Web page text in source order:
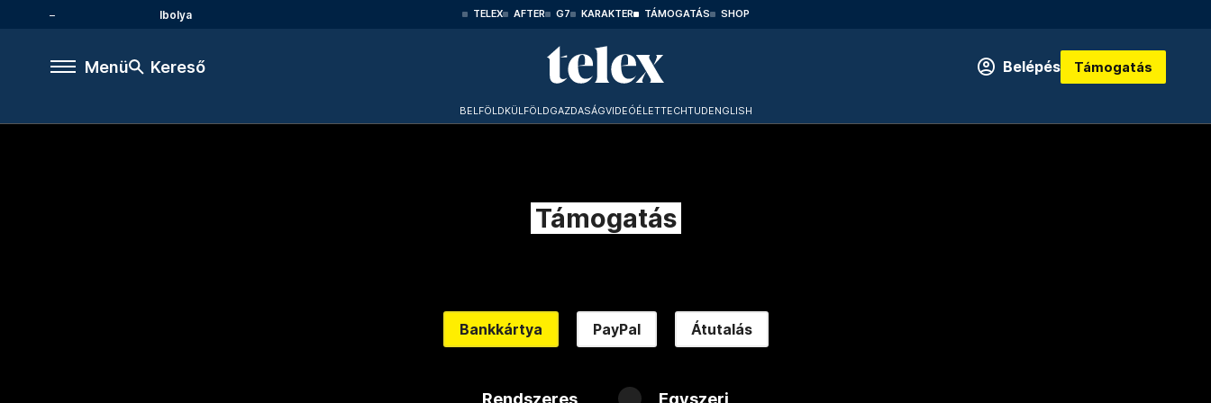
Ibolya TELEX AFTER G7 KARAKTER TÁMOGATÁS SHOP
Menü Kereső Belépés Támogatás
BELFÖLDKÜLFÖLDGAZDASÁGVIDEÓÉLETTECHTUDENGLISH
Támogatás
Bankkártya PayPal Átutalás
Rendszeres Egyszeri